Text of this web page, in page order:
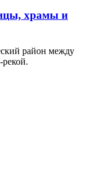
храмы и
район между